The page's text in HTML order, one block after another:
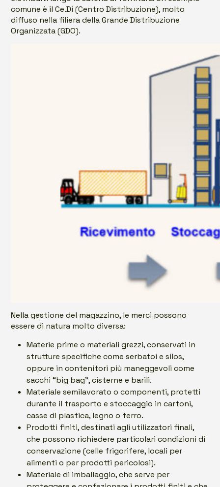
comune è il Ce.Di (Centro Distribuzione), molto
diffuso nella filiera della Grande Distribuzione
Organizzata (GDO).
Nella gestione del magazzino, le merci possono
essere di natura molto diversa:
Materie prime o materiali grezzi, conservati in
strutture specifiche come serbatoi e silos,
oppure in contenitori più maneggevoli come
sacchi “big bag”, cisterne e barili.
Materiale semilavorato o componenti, protetti
durante il trasporto e stoccaggio in cartoni,
casse di plastica, legno o ferro.
Prodotti finiti, destinati agli utilizzatori finali,
che possono richiedere particolari condizioni di
conservazione (celle frigorifere, locali per
alimenti o per prodotti pericolosi).
Materiale di imballaggio, che serve per